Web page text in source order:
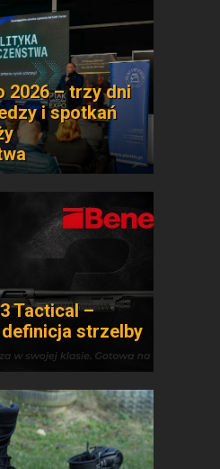
2026 – trzy dni
i spotkań
Tactical –
strzelby